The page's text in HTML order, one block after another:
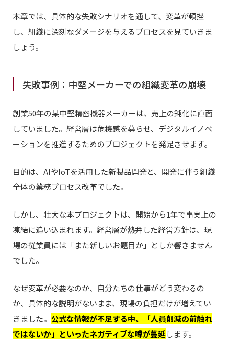
本章では、具体的な失敗シナリオを通して、変革が頓挫
し、組織に深刻なダメージを与えるプロセスを見ていきま
しょう。
失敗事例：中堅メーカーでの組織変革の崩壊
創業50年の某中堅精密機器メーカーは、売上の鈍化に直面
していました。経営層は危機感を募らせ、デジタルイノベ
ーションを推進するためのプロジェクトを発足させます。
目的は、AIやIoTを活用した新製品開発と、開発に伴う組織
全体の業務プロセス改革でした。
しかし、壮大な本プロジェクトは、開始から1年で事実上の
凍結に追い込まれます。経営層が熱弁した経営方針は、現
場の従業員には「また新しいお題目か」としか響きません
でした。
なぜ変革が必要なのか、自分たちの仕事がどう変わるの
か、具体的な説明がないまま、現場の負担だけが増えてい
きました。 公式な情報が不足する中、「人員削減の前触れ
ではないか」といったネガティブな噂が蔓延します。